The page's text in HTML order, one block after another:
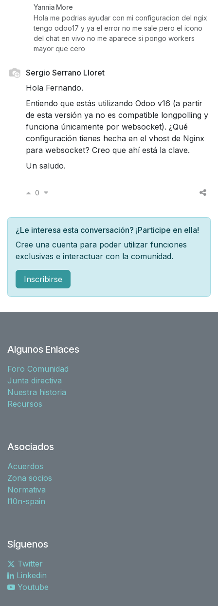
Yannia More
Hola me podrias ayudar con mi configuracion del ngix
tengo odoo17 y ya el error no me sale pero el icono
del chat en vivo no me aparece si pongo workers
mayor que cero
Sergio Serrano Lloret
Hola Fernando.
Entiendo que estás utilizando Odoo v16 (a partir
de esta versión ya no es compatible longpolling y
funciona únicamente por websocket). ¿Qué
configuración tienes hecha en el vhost de Nginx
para websocket? Creo que ahí está la clave.
Un saludo.
0
¿Le interesa esta conversación? ¡Participe en ella!
Cree una cuenta para poder utilizar funciones
exclusivas e interactuar con la comunidad.
Inscribirse
Algunos Enlaces
Foro Comunidad
Junta directiva
Nuestra historia
Recursos
Asociados
Acuerdos
Zona socios
Normativa
l10n-spain
Síguenos
Twitter
Linkedin
Youtube